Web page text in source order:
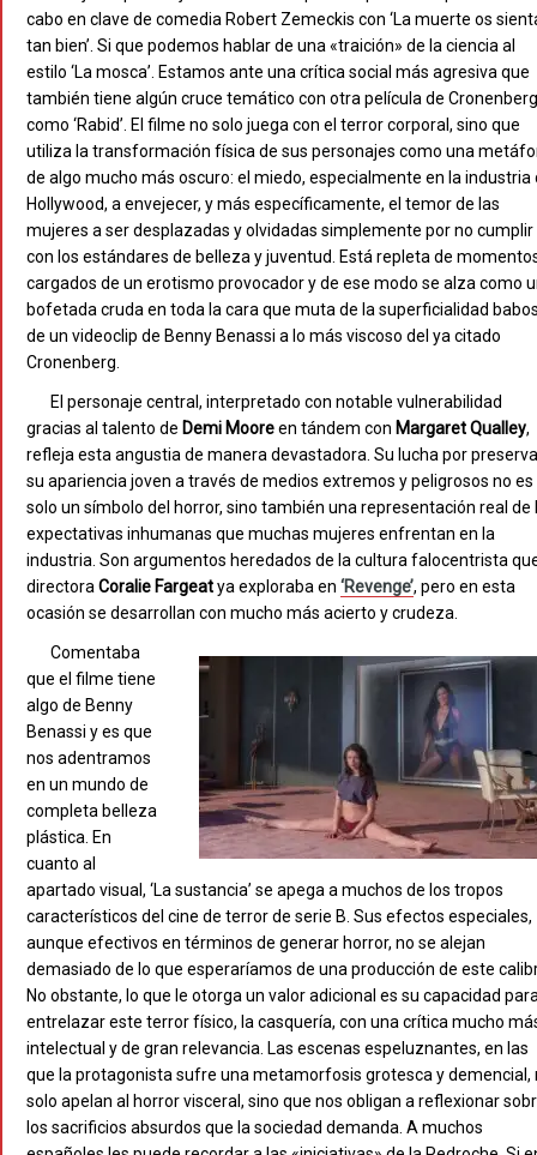
cabo en clave de comedia Robert Zemeckis con ‘La muerte os
tan bien’. Si que podemos hablar de una «traición» de la ciencia al
estilo ‘La mosca’. Estamos ante una crítica social más agresiva que
también tiene algún cruce temático con otra película de Cronenberg
como ‘Rabid’. El filme no solo juega con el terror corporal, sino que
utiliza la transformación física de sus personajes como una
de algo mucho más oscuro: el miedo, especialmente en la industria
Hollywood, a envejecer, y más específicamente, el temor de las
mujeres a ser desplazadas y olvidadas simplemente por no cumplir
con los estándares de belleza y juventud. Está repleta de
cargados de un erotismo provocador y de ese modo se alza como
bofetada cruda en toda la cara que muta de la superficialidad
de un videoclip de Benny Benassi a lo más viscoso del ya citado
Cronenberg.
El personaje central, interpretado con notable vulnerabilidad
gracias al talento de Demi Mooreen tándem con Margaret Qualley,
refleja esta angustia de manera devastadora. Su lucha por
su apariencia joven a través de medios extremos y peligrosos no es
solo un símbolo del horror, sino también una representación real de
expectativas inhumanas que muchas mujeres enfrentan en la
industria. Son argumentos heredados de la cultura falocentrista
directoraCoralie Fargeatya exploraba en ‘Revenge’, pero en esta
ocasión se desarrollan con mucho más acierto y crudeza.
Comentaba
que el filme tiene
algo de Benny
Benassi y es que
nos adentramos
en un mundo de
completa belleza
plástica. En
cuanto al
apartado visual, ‘La sustancia’ se apega a muchos de los tropos
característicos del cine de terror de serie B. Sus efectos especiales,
aunque efectivos en términos de generar horror, no se alejan
demasiado de lo que esperaríamos de una producción de este
No obstante, lo que le otorga un valor adicional es su capacidad
entrelazar este terror físico, la casquería, con una crítica mucho
intelectual y de gran relevancia. Las escenas espeluznantes, en las
que la protagonista sufre una metamorfosis grotesca y demencial,
solo apelan al horror visceral, sino que nos obligan a reflexionar
los sacrificios absurdos que la sociedad demanda. A muchos